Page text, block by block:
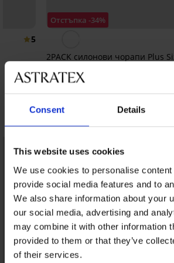
Consent Details
This website uses cookies
We use cookies to personalise
provide social media features and to
We also share information about your
our social media, advertising and
may combine it with other information
provided to them or that they’ve
of their services.
5
Отстъпка -34%
2PACK силонови чорапи Plus
3,70 €(7,24 лв.)